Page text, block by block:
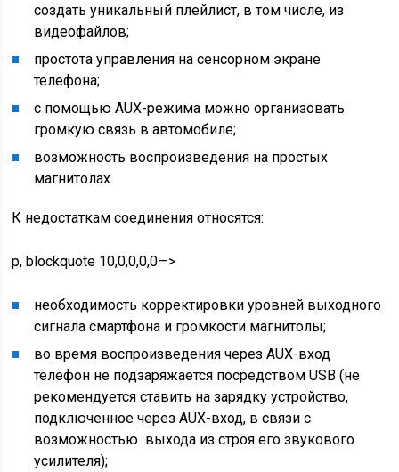
создать уникальный плейлист, в том числе, из
видеофайлов;
простота управления на сенсорном экране
телефона;
с помощью AUX-режима можно организовать
громкую связь в автомобиле;
возможность воспроизведения на простых
магнитолах.
К недостаткам соединения относятся:
p, blockquote 10,0,0,0,0—>
необходимость корректировки уровней выходного
сигнала смартфона и громкости магнитолы;
во время воспроизведения через AUX-вход
телефон не подзаряжается посредством USB (не
рекомендуется ставить на зарядку устройство,
подключенное через AUX-вход, в связи с
возможностью выхода из строя его звукового
усилителя);